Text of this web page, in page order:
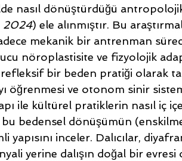
nasıl dönüştürdüğü
2024) ele alınmıştır. Bu
mekanik bir antrenman
nöroplastisite ve fizyolojik
bir beden pratiği olarak
öğrenmesi ve otonom sinir
ile kültürel pratiklerin nasıl iç
bedensel dönüşümün
inceler. Dalıcılar,
yerine dalışın doğal bir evresi